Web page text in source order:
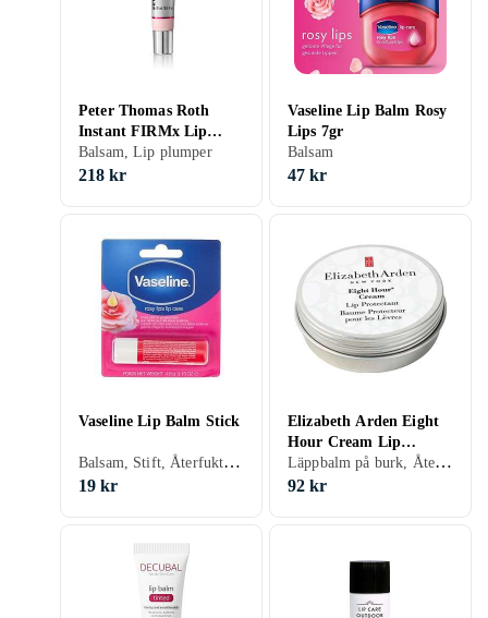
Peter Thomas Roth
Instant FIRMx Lip
Filler Tube
Balsam, Lip plumper
218 kr
Vaseline Lip Balm Rosy
Lips 7gr
Balsam
47 kr
Vaseline Lip Balm Stick
Balsam, Stift, Återfuktande, Solskydd, Närande, Aloe Vera, Cocoa Butter
19 kr
Elizabeth Arden Eight
Hour Cream Lip
Protectant Pot
Läppbalm på burk, Återfuktande, Solskydd
92 kr